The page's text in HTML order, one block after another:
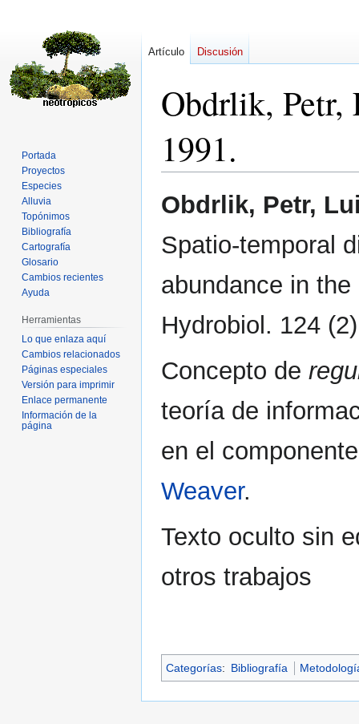
Obdrlik, Petr,
1991.
Ir
a
navegación
Ir
a
búsqueda
Obdrlik, Petr,
Spatio-temporal
abundance in
Hydrobiol. 124
Concepto de
teoría de
en el
Weaver.
Texto oculto sin
otros trabajos
Categorías: Bibliografía
Artículo Discusión
Portada
Proyectos
Especies
Alluvia
Topónimos
Bibliografía
Cartografía
Glosario
Cambios recientes
Ayuda
Herramientas
Lo que enlaza aquí
Cambios relacionados
Páginas especiales
Versión para imprimir
Enlace permanente
Información de la
página